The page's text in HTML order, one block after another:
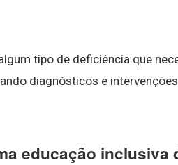
tipo de deficiência que
diagnósticos e
educação inclusiva